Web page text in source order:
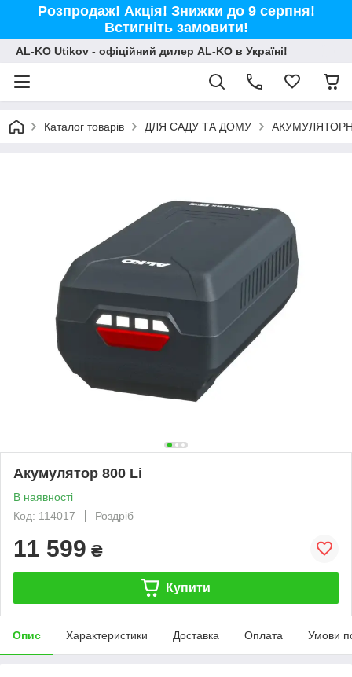
Розпродаж! Акція! Знижки до 9 серпня!
Встигніть замовити!
AL-KO Utikov - офіційний дилер AL-KO в Україні!
Каталог товарів ДЛЯ САДУ ТА ДОМУ
Акумулятор 800 Li
В наявності
Код: 114017
Роздріб
11 599 ₴
Купити
Опис Характеристики Доставка Оплата Умови